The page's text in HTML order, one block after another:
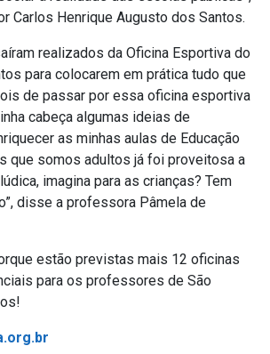
Carlos Henrique Augusto dos Santos.
realizados da Oficina Esportiva do
para colocarem em prática tudo que
de passar por essa oficina esportiva
cabeça algumas ideias de
as minhas aulas de Educação
que somos adultos já foi proveitosa a
imagina para as crianças? Tem
disse a professora Pâmela de
estão previstas mais 12 oficinas
para os professores de São